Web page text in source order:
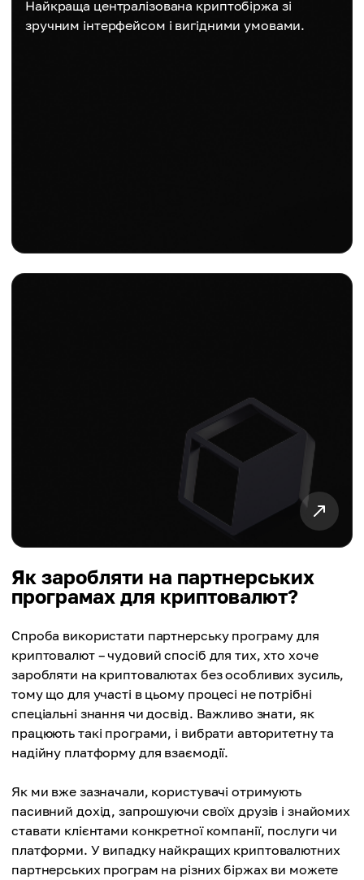
Найкраща централізована криптобіржа зі
зручним інтерфейсом і вигідними умовами.
Як заробляти на партнерських
програмах для криптовалют?
Спроба використати партнерську програму для
криптовалют – чудовий спосіб для тих, хто хоче
заробляти на криптовалютах без особливих зусиль,
тому що для участі в цьому процесі не потрібні
спеціальні знання чи досвід. Важливо знати, як
працюють такі програми, і вибрати авторитетну та
надійну платформу для взаємодії.
Як ми вже зазначали, користувачі отримують
пасивний дохід, запрошуючи своїх друзів і знайомих
ставати клієнтами конкретної компанії, послуги чи
платформи. У випадку найкращих криптовалютних
партнерських програм на різних біржах ви можете